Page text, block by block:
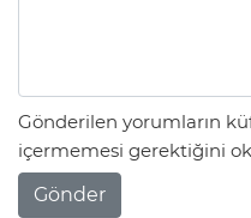
Gönderilen yorumların
içermemesi gerektiğini
Gönder